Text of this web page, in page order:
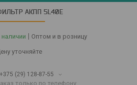
АКПП 5L40E
наличии Оптом и в розницу
уточняйте
+375 (29) 128-87-55
только по телефону